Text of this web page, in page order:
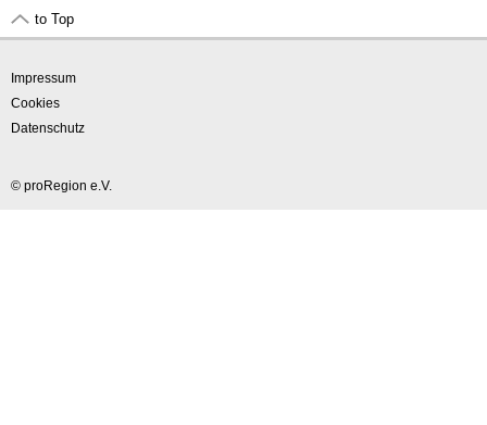
to Top
Impressum
Cookies
Datenschutz
© proRegion e.V.